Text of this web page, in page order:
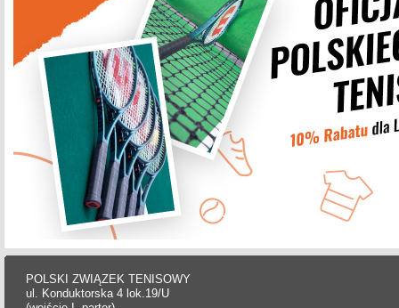
POLSKI ZWIĄZEK TENISOWY
ul. Konduktorska 4 lok.19/U